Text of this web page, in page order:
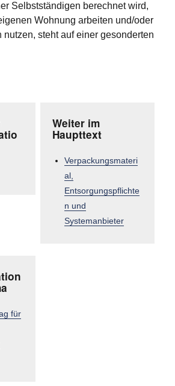
Selbstständigen berechnet wird,
Wohnung arbeiten und/oder
steht auf einer gesonderten
Weiter im
Haupttext
Verpackungsmateri
al,
Entsorgungspflichte
n und
Systemanbieter
für